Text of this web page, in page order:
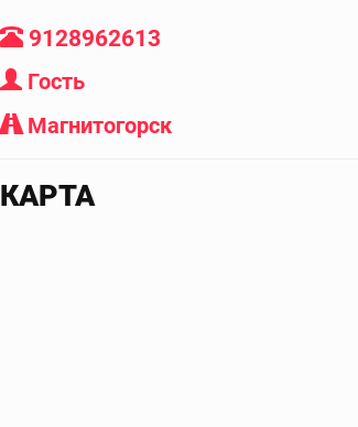
9128962613
Гость
Магнитогорск
КАРТА